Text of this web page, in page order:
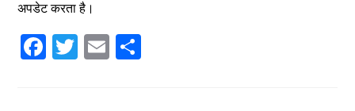
अपडेट करता है।
Fa T
E